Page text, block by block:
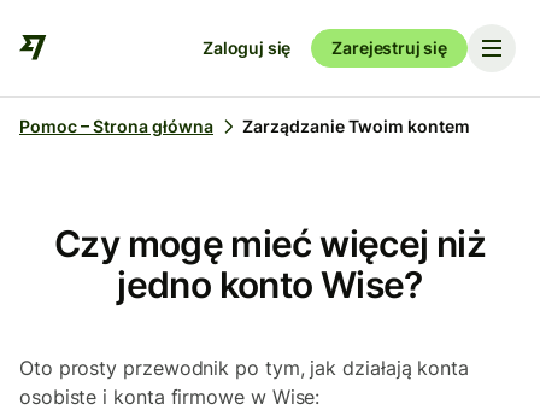
Zaloguj się Zarejestruj się
Pomoc – Strona główna Zarządzanie Twoim kontem
Czy mogę mieć więcej niż
jedno konto Wise?
Oto prosty przewodnik po tym, jak działają konta
osobiste i konta firmowe w Wise: